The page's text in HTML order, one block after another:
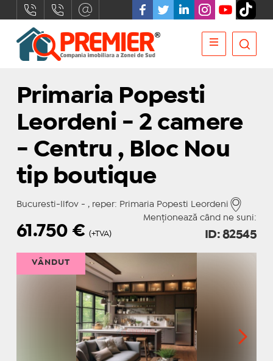
Primaria Popesti
Leordeni - 2 camere
- Centru , Bloc Nou
tip boutique
Bucuresti-Ilfov - , reper: Primaria Popesti Leordeni
Menționează când ne suni:
61.750€ (+TVA) ID: 82545
VÂNDUT